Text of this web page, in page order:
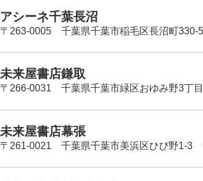
アシーネ千葉長沼
〒263-0005 千葉県千葉市稲毛区長沼町330-
未来屋書店鎌取
〒266-0031 千葉県千葉市緑区おゆみ野3丁
未来屋書店幕張
〒261-0021 千葉県千葉市美浜区ひび野1-3